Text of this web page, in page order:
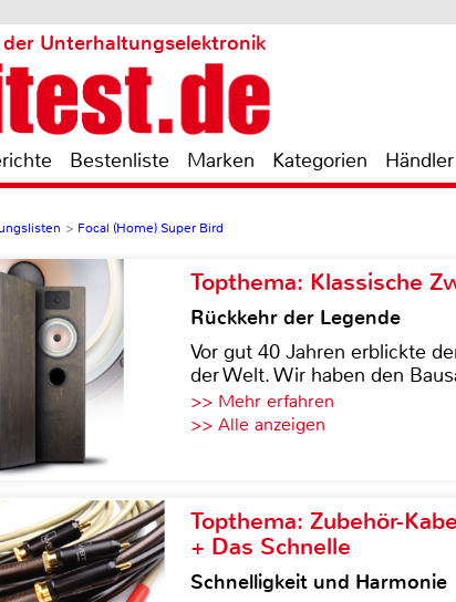
Unterhaltungselektronik
Bestenliste Marken Kategorien Händler
> Focal (Home) Super Bird
Topthema: Klassische
Rückkehr der Legende
Vor gut 40 Jahren erblickte
der Welt. Wir haben den
>> Mehr erfahren
>> Alle anzeigen
Topthema: Zubehör-
+ Das Schnelle
Schnelligkeit und Harmonie